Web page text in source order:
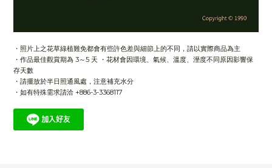
・照片上之花草綠植難免都會有些許色差與細節上的不同，請以實際商品為主
・作品最佳觀賞期為 3～5 天 ・花材會因環境、氣候、溫度、溼度不同原因影響保
存天數
・請擺放於半日照通風處，注意補充水分
・如有特殊需求請洽 +886-3-3368117